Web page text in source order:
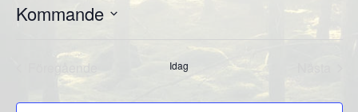
Kommande
datum.
Föregående
Evenemang
Idag